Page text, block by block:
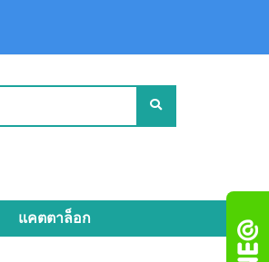
แคตตาล็อก